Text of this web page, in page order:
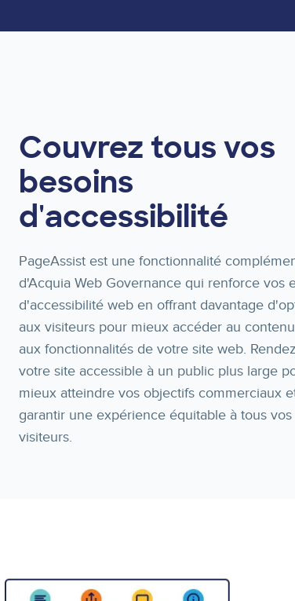
Couvrez tous vos
besoins
d'accessibilité
PageAssist est une fonctionnalité
d'Acquia Web Governance qui renforce vos
d'accessibilité web en offrant davantage
aux visiteurs pour mieux accéder au
aux fonctionnalités de votre site web. Rendez
votre site accessible à un public plus large
mieux atteindre vos objectifs commerciaux
garantir une expérience équitable à tous vos
visiteurs.